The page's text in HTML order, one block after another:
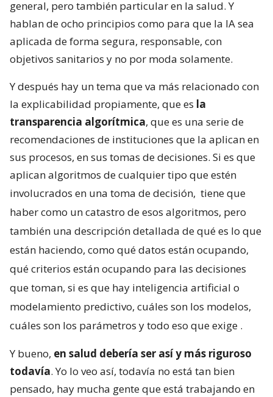
general, pero también particular en la salud. Y
hablan de ocho principios como para que la IA sea
aplicada de forma segura, responsable, con
objetivos sanitarios y no por moda solamente.
Y después hay un tema que va más relacionado con
la explicabilidad propiamente, que es la
transparencia algorítmica, que es una serie de
recomendaciones de instituciones que la aplican en
sus procesos, en sus tomas de decisiones. Si es que
aplican algoritmos de cualquier tipo que estén
involucrados en una toma de decisión, tiene que
haber como un catastro de esos algoritmos, pero
también una descripción detallada de qué es lo que
están haciendo, como qué datos están ocupando,
qué criterios están ocupando para las decisiones
que toman, si es que hay inteligencia artificial o
modelamiento predictivo, cuáles son los modelos,
cuáles son los parámetros y todo eso que exige .
Y bueno, en salud debería ser así y más riguroso
todavía. Yo lo veo así, todavía no está tan bien
pensado, hay mucha gente que está trabajando en